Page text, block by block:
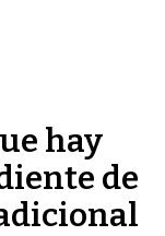
hay
de